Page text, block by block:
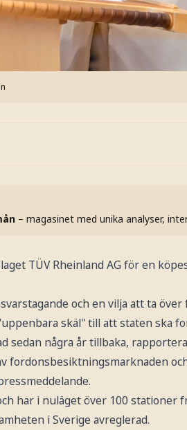
– magasinet med unika analyser,
TÜV Rheinland AG för en
och en vilja att ta
skäl" till att staten ska
sedan några år tillbaka,
fordonsbesiktningsmarknaden
har i nuläget över 100 stationer
i Sverige avreglerad.